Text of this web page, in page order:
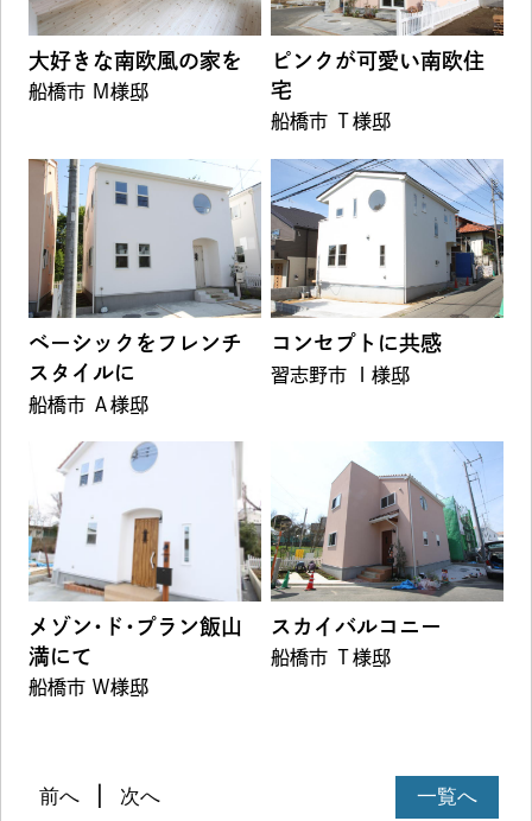
大好きな南欧風の家を
船橋市 Ｍ様邸
ピンクが可愛い南欧住
宅
船橋市 Ｔ様邸
ベーシックをフレンチ
スタイルに
船橋市 Ａ様邸
コンセプトに共感
習志野市 Ｉ様邸
メゾン･ド･プラン飯山
満にて
船橋市 Ｗ様邸
スカイバルコニー
船橋市 Ｔ様邸
一覧へ
前へ 次へ